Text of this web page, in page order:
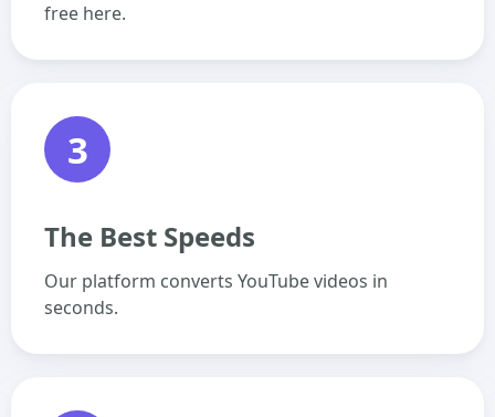
free here.
3
The Best Speeds
Our platform converts YouTube videos in
seconds.